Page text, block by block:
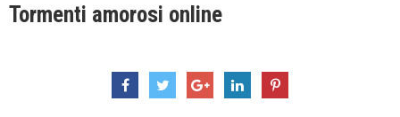
Tormenti amorosi online